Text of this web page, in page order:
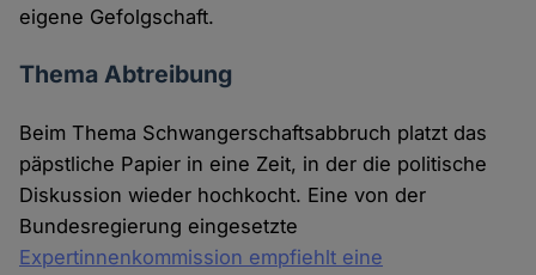
eigene Gefolgschaft.
Thema Abtreibung
Beim Thema Schwangerschaftsabbruch platzt das
päpstliche Papier in eine Zeit, in der die politische
Diskussion wieder hochkocht. Eine von der
Bundesregierung eingesetzte
Expertinnenkommission empfiehlt eine